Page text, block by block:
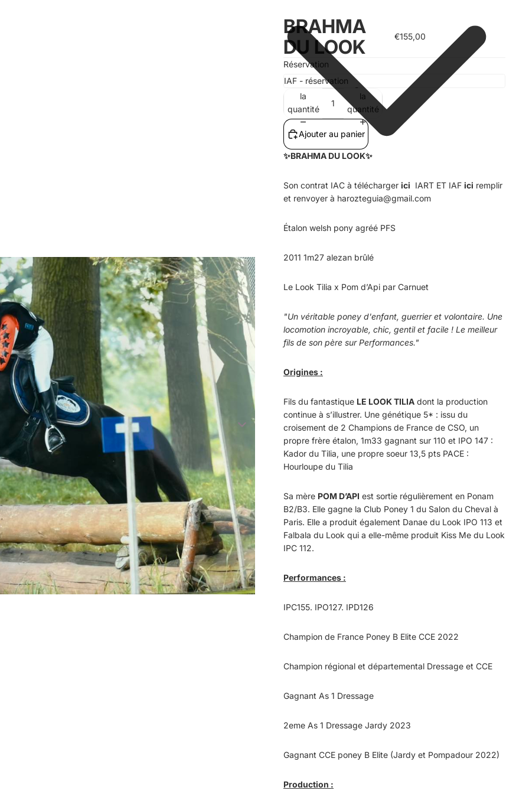
BRAHMA
DU LOOK
€155,00
Réservation
Diminuer
la
quantité
Augmenter
la
quantité
Ajouter au panier
✨BRAHMA DU LOOK✨
Son contrat IAC à télécharger ici IART ET IAF ici remplir
et renvoyer à harozteguia@gmail.com
Étalon welsh pony agréé PFS
2011 1m27 alezan brûlé
Le Look Tilia x Pom d’Api par Carnuet
"Un véritable poney d'enfant, guerrier et volontaire. Une
locomotion incroyable, chic, gentil et facile ! Le meilleur
fils de son père sur Performances."
Origines :
Fils du fantastique LE LOOK TILIA dont la production
continue à s’illustrer. Une génétique 5* : issu du
croisement de 2 Champions de France de CSO, un
propre frère étalon, 1m33 gagnant sur 110 et IPO 147 :
Kador du Tilia, une propre soeur 13,5 pts PACE :
Hourloupe du Tilia
Sa mère POM D’API est sortie régulièrement en Ponam
B2/B3. Elle gagne la Club Poney 1 du Salon du Cheval à
Paris. Elle a produit également Danae du Look IPO 113 et
Falbala du Look qui a elle-même produit Kiss Me du Look
IPC 112.
Performances :
IPC155. IPO127. IPD126
Champion de France Poney B Elite CCE 2022
Champion régional et départemental Dressage et CCE
Gagnant As 1 Dressage
2eme As 1 Dressage Jardy 2023
Gagnant CCE poney B Elite (Jardy et Pompadour 2022)
Production :